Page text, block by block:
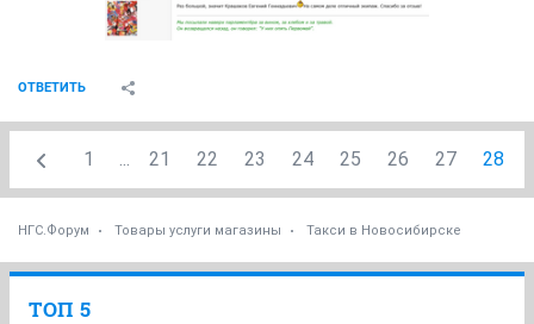
ОТВЕТИТЬ
1 ... 21 22 23 24 25 26 27 28
НГС.Форум Товары услуги магазины Такси в Новосибирске
ТОП 5